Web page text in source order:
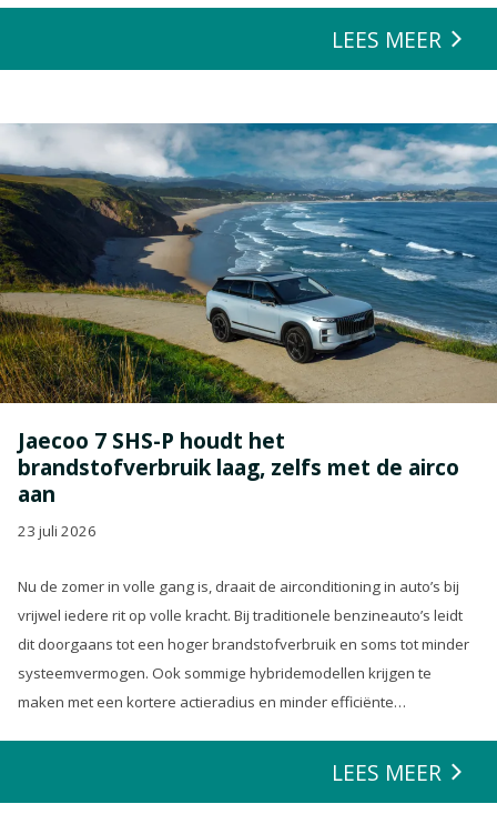
zeulen. We houden van onze auto’s en we verwachten dat ze alles
LEES MEER
Jaecoo 7 SHS-P houdt het
brandstofverbruik laag, zelfs met de airco
aan
23 juli 2026
Nu de zomer in volle gang is, draait de airconditioning in auto’s bij
vrijwel iedere rit op volle kracht. Bij traditionele benzineauto’s leidt
dit doorgaans tot een hoger brandstofverbruik en soms tot minder
systeemvermogen. Ook sommige hybridemodellen krijgen te
maken met een kortere actieradius en minder efficiënte
LEES MEER